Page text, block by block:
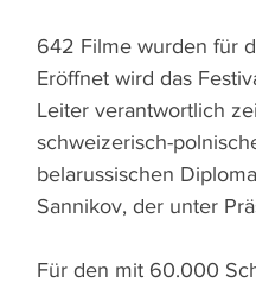
642 Filme wurden für
Eröffnet wird das
Leiter verantwortlich
schweizerisch-
belarussischen
Sannikov, der unter
Für den mit 60.000